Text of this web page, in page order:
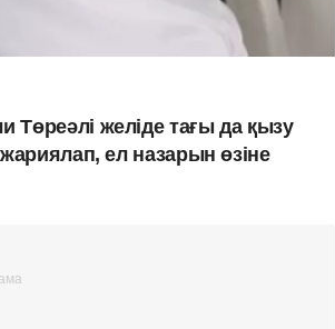
Төреәлі желіде тағы да қызу
ел назарын өзіне